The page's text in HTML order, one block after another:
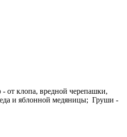
от клопа, вредной черепашки,
и яблонной медяницы; Груши -